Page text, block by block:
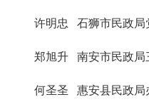
许明忠 石狮市民政局
郑旭升 南安市民政局
何圣圣 惠安县民政局